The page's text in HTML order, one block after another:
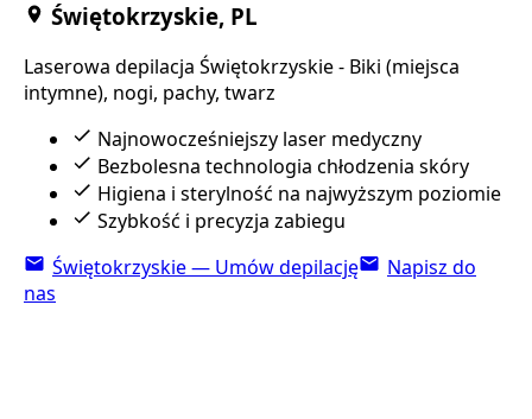
Świętokrzyskie, PL
Laserowa depilacja Świętokrzyskie - Biki (miejsca
intymne), nogi, pachy, twarz
Najnowocześniejszy laser medyczny
Bezbolesna technologia chłodzenia skóry
Higiena i sterylność na najwyższym poziomie
Szybkość i precyzja zabiegu
Świętokrzyskie — Umów depilację
Napisz do
nas